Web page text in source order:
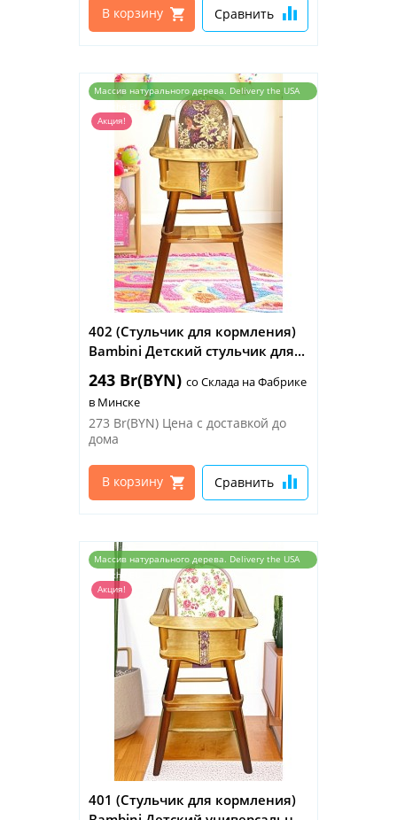
В корзину Сравнить
Массив натурального дерева. Delivery the USA
Акция!
402 (Стульчик для кормления)
Bambini Детский стульчик для...
243 Br(BYN) со Склада на Фабрике
в Минске
273 Br(BYN) Цена с доставкой до
дома
В корзину Сравнить
Массив натурального дерева. Delivery the USA
and the EU
Акция!
401 (Стульчик для кормления)